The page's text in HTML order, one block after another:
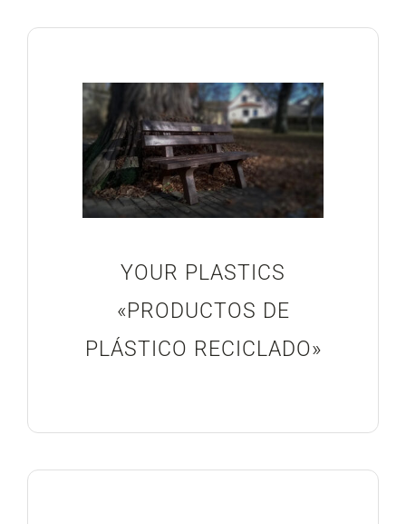
YOUR PLASTICS
«PRODUCTOS DE
PLÁSTICO RECICLADO»